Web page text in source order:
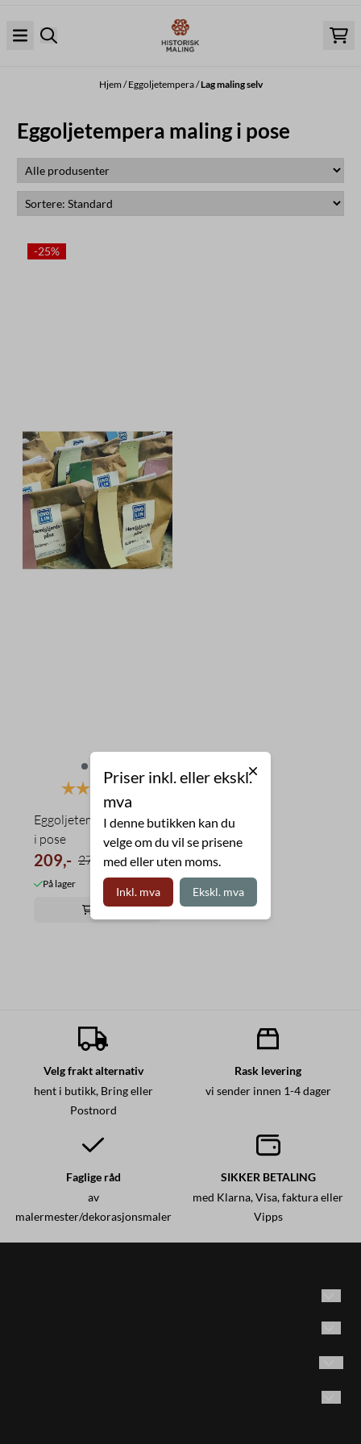
Hjem /Eggoljetempera/Lag maling selv
Eggoljetempera maling i pose
-25%
Karakter: 5.0 av 5 mulige
Eggoljetempera maling
i pose
209,- 277,-
På lager
Kjøp
Velg frakt alternativ
hent i butikk, Bring eller
Postnord
Rask levering
vi sender innen 1-4 dager
Faglige råd
av
malermester/dekorasjonsmaler
SIKKER BETALING
med Klarna, Visa, faktura eller
Vipps
Priser inkl. eller ekskl.
mva
I denne butikken kan du
velge om du vil se prisene
med eller uten moms.
Inkl. mva Ekskl. mva